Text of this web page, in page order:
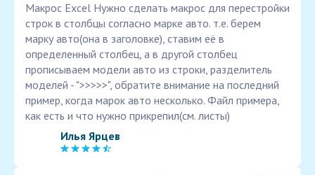
Макрос Excel Нужно сделать макрос для перестройки
строк в столбцы согласно марке авто. т.е. берем
марку авто(она в заголовке), ставим её в
определенный столбец, а в другой столбец
прописываем модели авто из строки, разделитель
моделей - ">>>>>", обратите внимание на последний
пример, когда марок авто несколько. Файл примера,
как есть и что нужно прикрепил(см. листы)
Илья Ярцев